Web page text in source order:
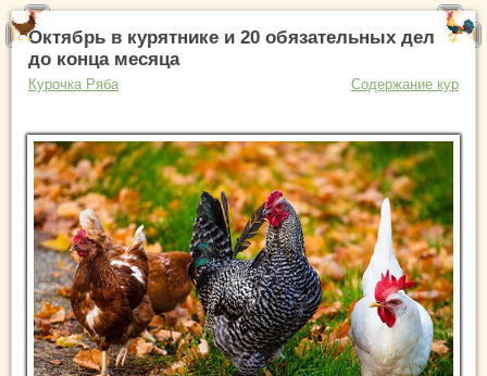
Октябрь в курятнике и 20 обязательных дел
до конца месяца
Курочка Ряба Содержание кур